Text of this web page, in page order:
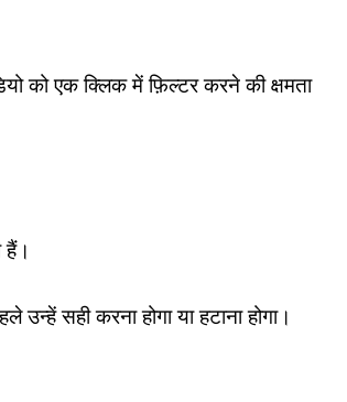
को एक क्लिक में फ़िल्टर करने की क्षमता
हैं।
सही करना होगा या हटाना होगा।